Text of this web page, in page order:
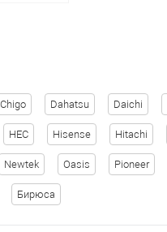
Chigo Dahatsu Daichi
HEC Hisense Hitachi
Newtek Oasis Pioneer
Бирюса